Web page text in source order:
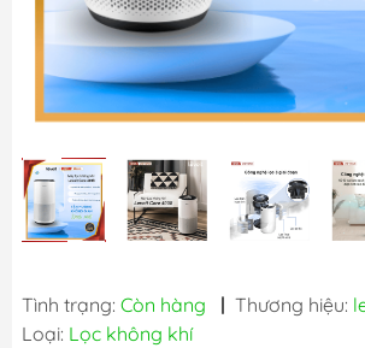
Tình trạng: Còn hàng | Thương hiệu:
Loại: Lọc không khí